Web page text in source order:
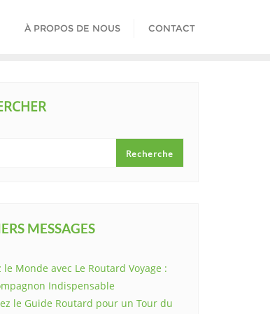
À PROPOS DE NOUS CONTACT
Recherche
MESSAGES
le Monde avec Le Routard Voyage :
Indispensable
le Guide Routard pour un Tour du